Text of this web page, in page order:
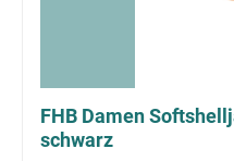
FHB Damen
schwarz